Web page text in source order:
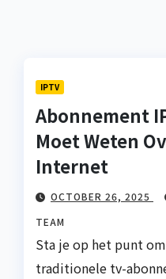
IPTV
Abonnement
Moet Weten
Internet
OCTOBER 26, 2025
TEAM
Sta je op het punt
traditionele tv-